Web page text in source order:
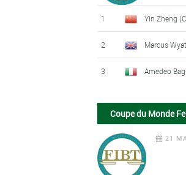
1 Yin Zheng
2 Marcus
3 Amedeo
Coupe du Monde
21